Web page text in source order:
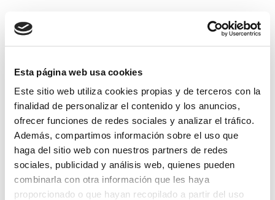
Esta página web usa cookies
Este sitio web utiliza cookies propias y de terceros con la
finalidad de personalizar el contenido y los anuncios,
ofrecer funciones de redes sociales y analizar el tráfico.
Además, compartimos información sobre el uso que
haga del sitio web con nuestros partners de redes
sociales, publicidad y análisis web, quienes pueden
combinarla con otra información que les haya
proporcionado o que hayan recopilado a partir del uso